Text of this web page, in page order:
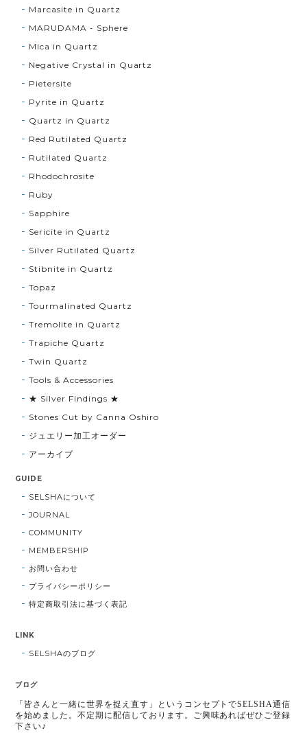
Marcasite in Quartz
MARUDAMA - Sphere
Mica in Quartz
Negative Crystal in Quartz
Pietersite
Pyrite in Quartz
Quartz in Quartz
Red Rutilated Quartz
Rutilated Quartz
Rhodochrosite
Ruby
Sapphire
Sericite in Quartz
Silver Rutilated Quartz
Stibnite in Quartz
Topaz
Tourmalinated Quartz
Tremolite in Quartz
Trapiche Quartz
Twin Quartz
Tools & Accessories
★ Silver Findings ★
Stones Cut by Canna Oshiro
ジュエリー加工オーダー
アーカイブ
GUIDE
SELSHAについて
JOURNAL
COMMUNITY
MEMBERSHIP
お問い合わせ
プライバシーポリシー
特定商取引法に基づく表記
LINK
SELSHAのブログ
ブログ
「皆さんと一緒に世界を捉え直す」というコンセプトでSELSHA通信
を始めました。不定期に配信しております。ご興味あればぜひご登録
下さい♪